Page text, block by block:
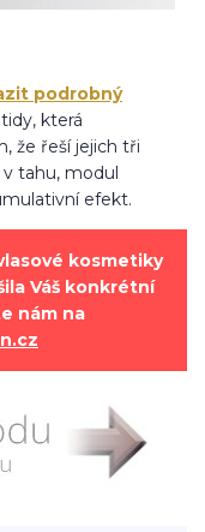
podrobný
která
že řeší jejich tři
tahu, modul
efekt.
kosmetiky
Váš konkrétní
nám na